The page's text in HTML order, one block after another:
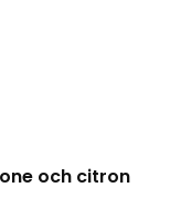
och citron